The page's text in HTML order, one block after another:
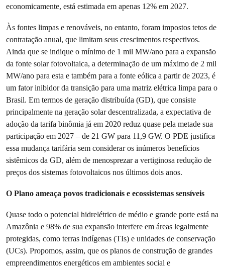
economicamente, está estimada em apenas 12% em 2027.
Às fontes limpas e renováveis, no entanto, foram impostos tetos de
contratação anual, que limitam seus crescimentos respectivos.
Ainda que se indique o mínimo de 1 mil MW/ano para a expansão
da fonte solar fotovoltaica, a determinação de um máximo de 2 mil
MW/ano para esta e também para a fonte eólica a partir de 2023, é
um fator inibidor da transição para uma matriz elétrica limpa para o
Brasil. Em termos de geração distribuída (GD), que consiste
principalmente na geração solar descentralizada, a expectativa de
adoção da tarifa binômia já em 2020 reduz quase pela metade sua
participação em 2027 – de 21 GW para 11,9 GW. O PDE justifica
essa mudança tarifária sem considerar os inúmeros benefícios
sistêmicos da GD, além de menosprezar a vertiginosa redução de
preços dos sistemas fotovoltaicos nos últimos dois anos.
O Plano ameaça povos tradicionais e ecossistemas sensíveis
Quase todo o potencial hidrelétrico de médio e grande porte está na
Amazônia e 98% de sua expansão interfere em áreas legalmente
protegidas, como terras indígenas (TIs) e unidades de conservação
(UCs). Propomos, assim, que os planos de construção de grandes
empreendimentos energéticos em ambientes social e